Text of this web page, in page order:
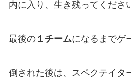
内に入り、生き残ってくださ
最後の１チームになるまでゲ
倒された後は、スペクテイタ